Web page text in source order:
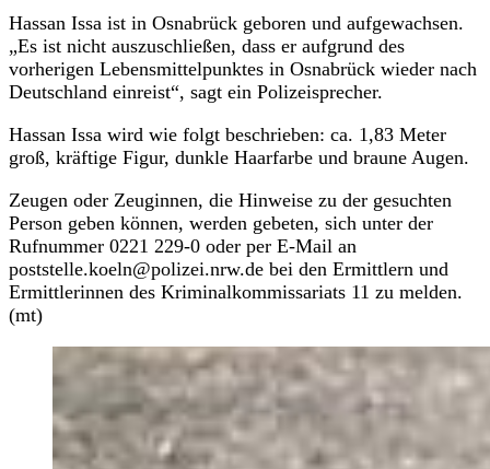
Hassan Issa ist in Osnabrück geboren und aufgewachsen.
„Es ist nicht auszuschließen, dass er aufgrund des
vorherigen Lebensmittelpunktes in Osnabrück wieder nach
Deutschland einreist“, sagt ein Polizeisprecher.
Hassan Issa wird wie folgt beschrieben: ca. 1,83 Meter
groß, kräftige Figur, dunkle Haarfarbe und braune Augen.
Zeugen oder Zeuginnen, die Hinweise zu der gesuchten
Person geben können, werden gebeten, sich unter der
Rufnummer 0221 229-0 oder per E-Mail an
poststelle.koeln@polizei.nrw.de bei den Ermittlern und
Ermittlerinnen des Kriminalkommissariats 11 zu melden.
(mt)